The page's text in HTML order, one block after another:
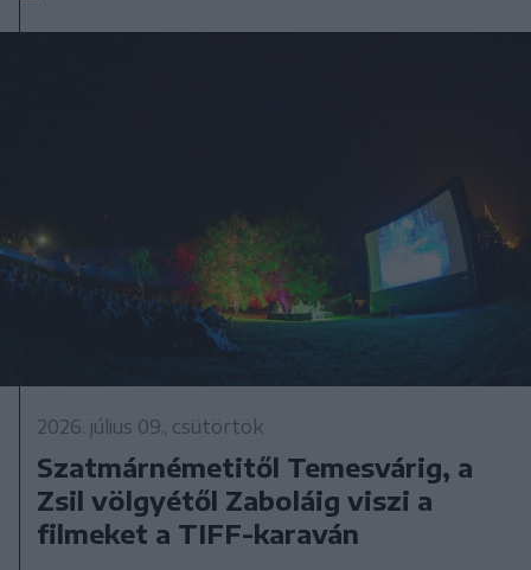
2026. július 09., csütörtök
Szatmárnémetitől Temesvárig, a
Zsil völgyétől Zaboláig viszi a
filmeket a TIFF-karaván